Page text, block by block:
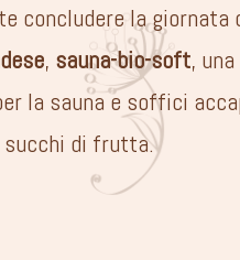
concludere la giornata
, sauna-bio-soft, una
la sauna e soffici
succhi di frutta.